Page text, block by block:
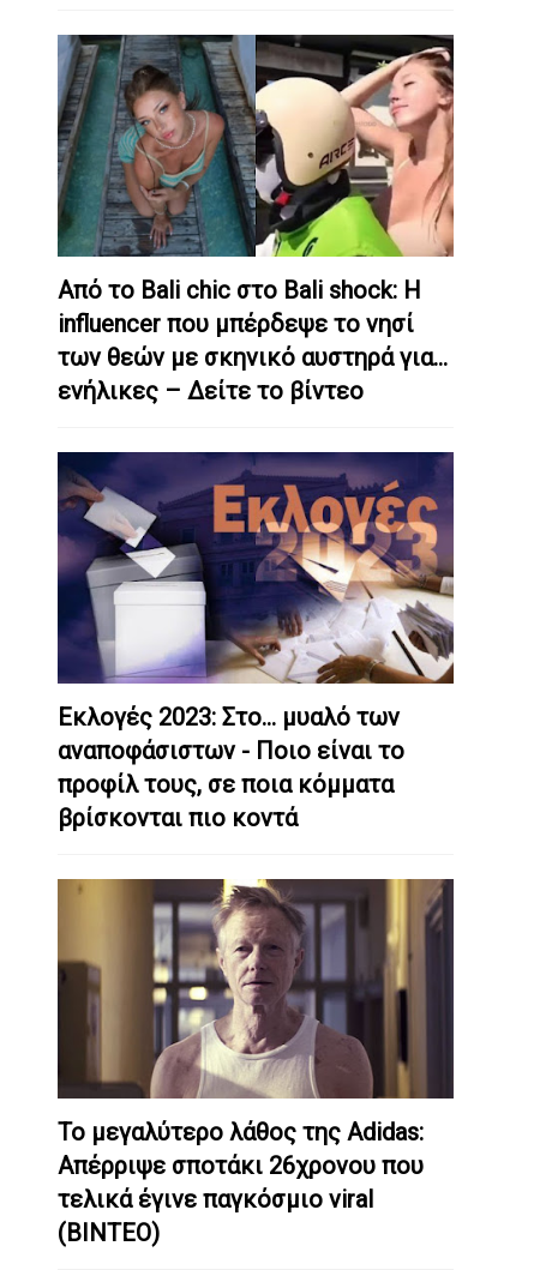
Από το Bali chic στο Bali shock: Η
influencer που μπέρδεψε το νησί
των θεών με σκηνικό αυστηρά για…
ενήλικες – Δείτε το βίντεο
Εκλογές 2023: Στο… μυαλό των
αναποφάσιστων - Ποιο είναι το
προφίλ τους, σε ποια κόμματα
βρίσκονται πιο κοντά
Το μεγαλύτερο λάθος της Adidas:
Απέρριψε σποτάκι 26χρονου που
τελικά έγινε παγκόσμιο viral
(ΒΙΝΤΕΟ)